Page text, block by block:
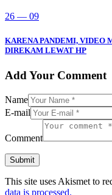
26 — 09
KARENA PANDEMI, VIDEO
DIREKAM LEWAT HP
Add Your Comment
Name
E-mail
Comment
This site uses Akismet to
data is processed.